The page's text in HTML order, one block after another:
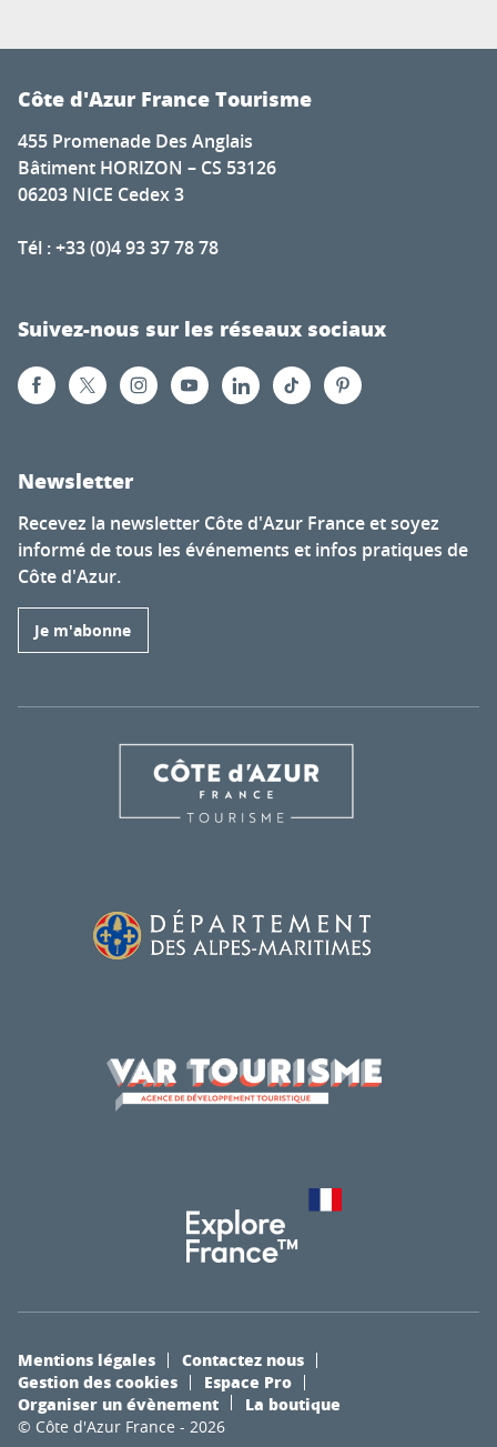
Côte d'Azur France Tourisme
455 Promenade Des Anglais
Bâtiment HORIZON – CS 53126
06203 NICE Cedex 3
Tél : +33 (0)4 93 37 78 78
Suivez-nous sur les réseaux sociaux
Newsletter
Recevez la newsletter Côte d'Azur France et soyez
informé de tous les événements et infos pratiques de
Côte d'Azur.
Je m'abonne
© Côte d'Azur France - 2026
Mentions légales
Contactez nous
Gestion des cookies
Espace Pro
Organiser un évènement
La boutique